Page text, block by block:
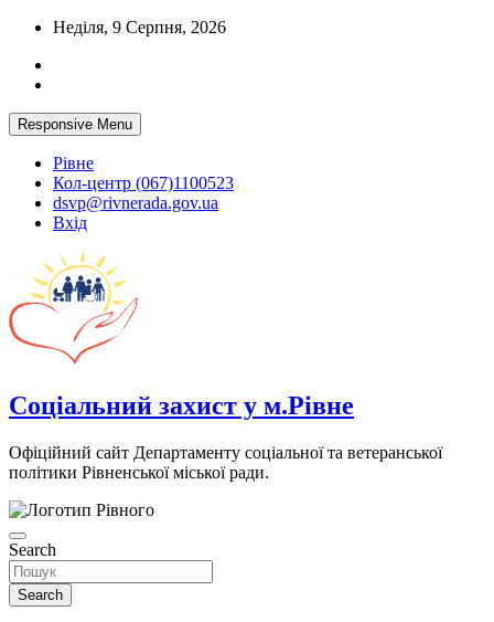
Skip
content
Неділя, 9 Серпня, 2026
Responsive Menu
Рівне
Кол-центр (067)1100523
dsvp@rivnerada.gov.ua
Вхід
Соціальний захист у м.Рівне
Офіційний сайт Департаменту соціальної та ветеранської
політики Рівненської міської ради.
Search
Search